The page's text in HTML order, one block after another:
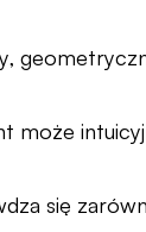
może
się